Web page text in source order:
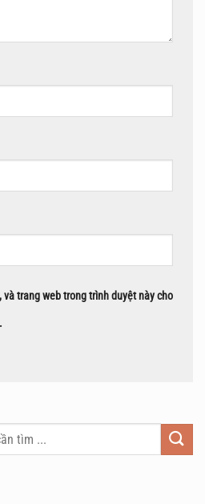
trang web trong trình duyệt này cho